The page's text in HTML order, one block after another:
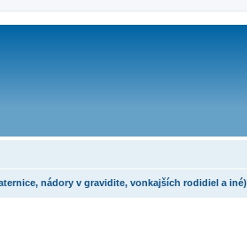
nádory v gravidite, vonkajších rodidiel a iné)